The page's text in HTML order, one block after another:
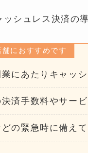
ッシュレス決済の
におすすめです
にあたりキャッ
済手数料やサー
の緊急時に備えて